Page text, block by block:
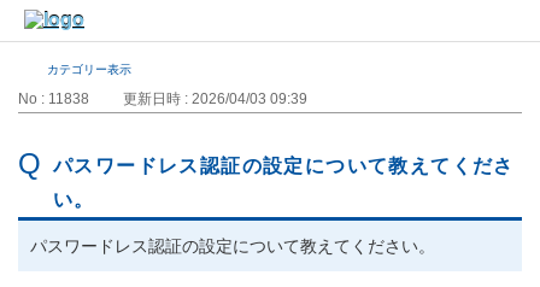
カテゴリー表示
No : 11838 更新日時 : 2026/04/03 09:39
パスワードレス認証の設定について教えてくださ
い。
パスワードレス認証の設定について教えてください。